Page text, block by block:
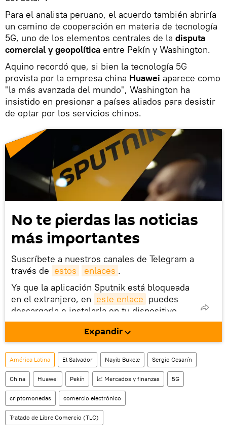
Para el analista peruano, el acuerdo también abriría
un camino de cooperación en materia de tecnología
5G, uno de los elementos centrales de la disputa
comercial y geopolítica entre Pekín y Washington.
Aquino recordó que, si bien la tecnología 5G
provista por la empresa china Huawei aparece como
"la más avanzada del mundo", Washington ha
insistido en presionar a países aliados para desistir
de optar por los servicios chinos.
No te pierdas las noticias
más importantes
Suscríbete a nuestros canales de Telegram a
través de estos enlaces .
Ya que la aplicación Sputnik está bloqueada
en el extranjero, en este enlace puedes
descargarla e instalarla en tu dispositivo
móvil (¡solo para Android!).
También tenemos una cuenta en la red
social rusa VK .
Expandir
América Latina El Salvador Nayib Bukele Sergio Cesarín
China Huawei Pekín 📈 Mercados y finanzas 5G
criptomonedas comercio electrónico
Tratado de Libre Comercio (TLC)